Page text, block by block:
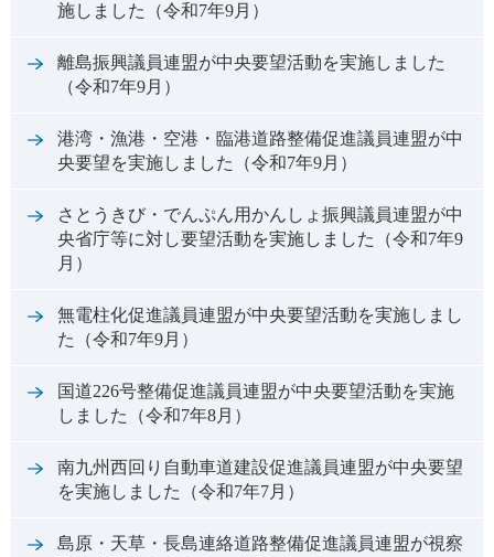
施しました（令和7年9月）
離島振興議員連盟が中央要望活動を実施しました
（令和7年9月）
港湾・漁港・空港・臨港道路整備促進議員連盟が中
央要望を実施しました（令和7年9月）
さとうきび・でんぷん用かんしょ振興議員連盟が中
央省庁等に対し要望活動を実施しました（令和7年9
月）
無電柱化促進議員連盟が中央要望活動を実施しまし
た（令和7年9月）
国道226号整備促進議員連盟が中央要望活動を実施
しました（令和7年8月）
南九州西回り自動車道建設促進議員連盟が中央要望
を実施しました（令和7年7月）
島原・天草・長島連絡道路整備促進議員連盟が視察